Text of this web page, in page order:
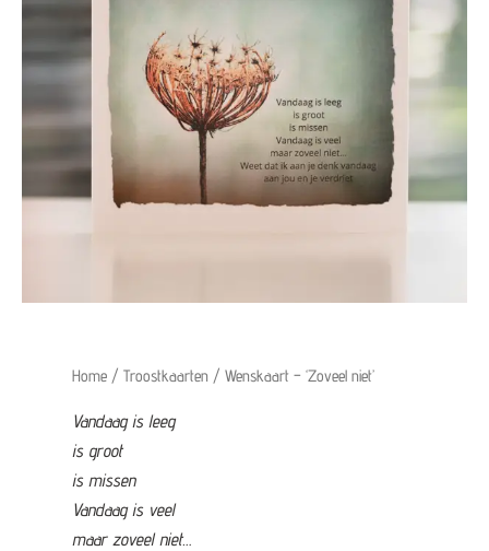
Home/ Troostkaarten / Wenskaart – ‘Zoveel niet’
Vandaag is leeg
is groot
is missen
Vandaag is veel
maar zoveel niet…